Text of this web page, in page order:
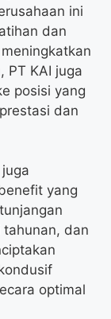
ini
dan
PT KAI juga
posisi yang
dan
yang
dan
optimal